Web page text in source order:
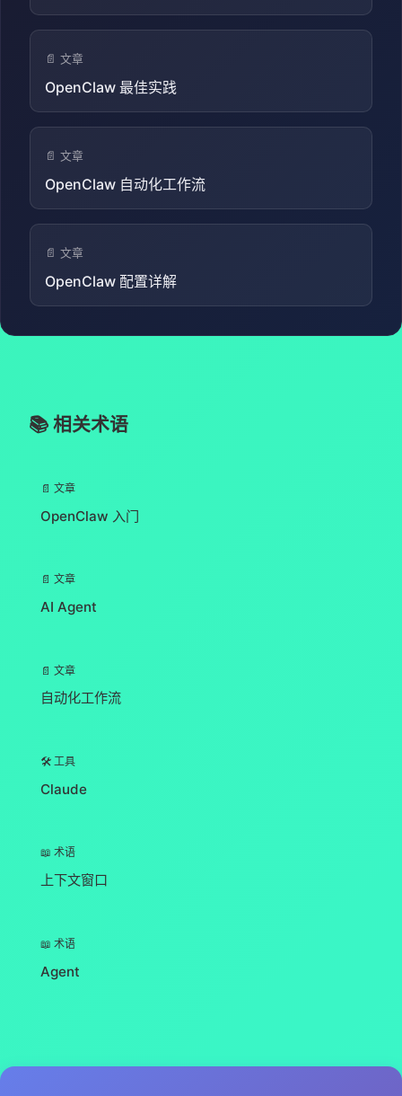
📄 文章
OpenClaw 最佳实践
📄 文章
OpenClaw 自动化工作流
📄 文章
OpenClaw 配置详解
📚 相关术语
📄 文章
OpenClaw 入门
📄 文章
AI Agent
📄 文章
自动化工作流
🛠️ 工具
Claude
📖 术语
上下文窗口
📖 术语
Agent